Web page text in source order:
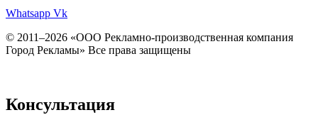
Whatsapp Vk
© 2011–2026 «ООО Рекламно-производственная компания
Город Рекламы» Все права защищены
Консультация